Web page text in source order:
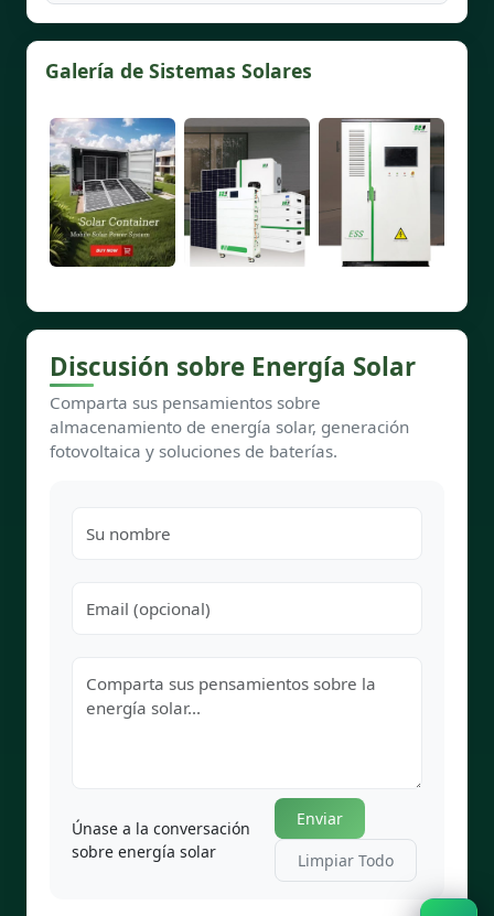
Galería de Sistemas Solares
Discusión sobre Energía Solar
Comparta sus pensamientos sobre
almacenamiento de energía solar, generación
fotovoltaica y soluciones de baterías.
Únase a la conversación
sobre energía solar
Enviar
Limpiar Todo